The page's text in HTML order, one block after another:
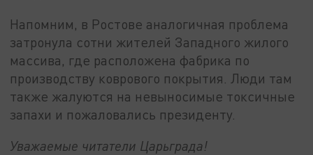
Напомним, в Ростове аналогичная проблема
затронула сотни жителей Западного жилого
массива, где расположена фабрика по
производству коврового покрытия. Люди там
также жалуются на невыносимые токсичные
запахи и пожаловались президенту.
Уважаемые читатели Царьграда!